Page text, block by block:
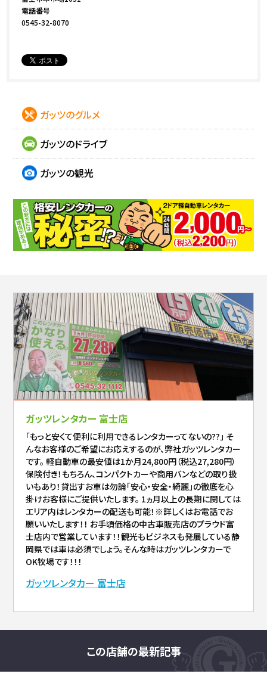
電話番号
0545-32-8070
ガッツのグルメ
ガッツのドライブ
ガッツの観光
ガッツレンタカー 富士店
「もっと安くて便利に利用できるレンタカーってないの??」 そ
んなお客様のご希望にお応えするのが、弊社ガッツレンタカー
です。 軽自動車の最安値は1か月24,800円（税込27,280円）
保険付き！もちろん、コンパクトカーや商用バンなどの取り扱
いもあり！貸出すお車は勿論「安心・安全・綺麗」の徹底を心
掛けお客様にご提供いたします。 1ヵ月以上の長期に関しては
エリア内はレンタカーの配送も可能！※詳しくはお電話でお
願いいたします！！ お手頃価格の中古車販売店のプラウド富
士店内で営業しています！！観光もビジネスも発展している静
岡県では車は必須でしょう。そんな時はガッツレンタカーで
OK牧場です！！！
ガッツレンタカー 富士店
この店舗の最新記事